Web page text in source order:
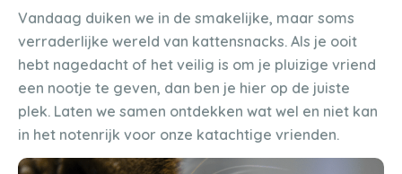
Vandaag duiken we in de smakelijke, maar soms
verraderlijke wereld van kattensnacks. Als je ooit
hebt nagedacht of het veilig is om je pluizige vriend
een nootje te geven, dan ben je hier op de juiste
plek. Laten we samen ontdekken wat wel en niet kan
in het notenrijk voor onze katachtige vrienden.